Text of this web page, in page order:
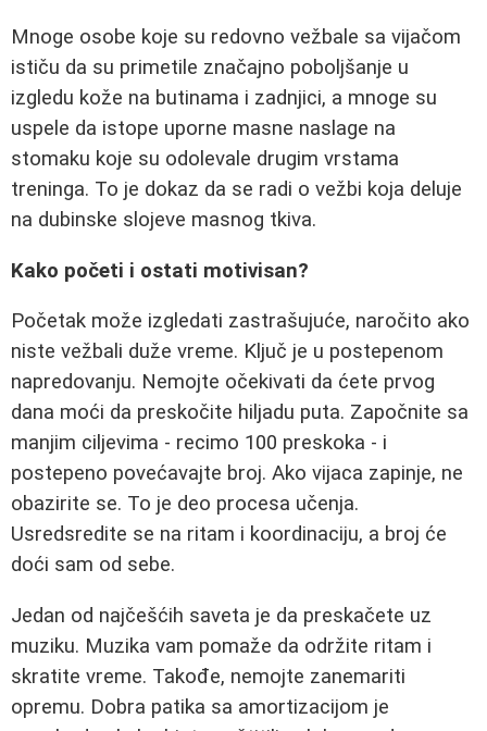
Mnoge osobe koje su redovno vežbale sa vijačom
ističu da su primetile značajno poboljšanje u
izgledu kože na butinama i zadnjici, a mnoge su
uspele da istope uporne masne naslage na
stomaku koje su odolevale drugim vrstama
treninga. To je dokaz da se radi o vežbi koja deluje
na dubinske slojeve masnog tkiva.
Kako početi i ostati motivisan?
Početak može izgledati zastrašujuće, naročito ako
niste vežbali duže vreme. Ključ je u postepenom
napredovanju. Nemojte očekivati da ćete prvog
dana moći da preskočite hiljadu puta. Započnite sa
manjim ciljevima - recimo 100 preskoka - i
postepeno povećavajte broj. Ako vijaca zapinje, ne
obazirite se. To je deo procesa učenja.
Usredsredite se na ritam i koordinaciju, a broj će
doći sam od sebe.
Jedan od najčešćih saveta je da preskačete uz
muziku. Muzika vam pomaže da održite ritam i
skratite vreme. Takođe, nemojte zanemariti
opremu. Dobra patika sa amortizacijom je